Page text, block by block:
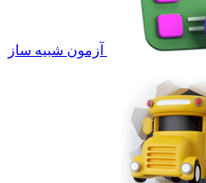
آزمون شبیه ساز